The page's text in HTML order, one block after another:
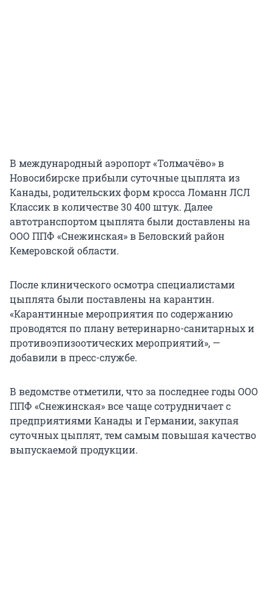
В международный аэропорт «Толмачёво» в
Новосибирске прибыли суточные цыплята из
Канады, родительских форм кросса Ломанн ЛСЛ
Классик в количестве 30 400 штук. Далее
автотранспортом цыплята были доставлены на
ООО ППФ «Снежинская» в Беловский район
Кемеровской области.
После клинического осмотра специалистами
цыплята были поставлены на карантин.
«Карантинные мероприятия по содержанию
проводятся по плану ветеринарно-санитарных и
противоэпизоотических мероприятий», —
добавили в пресс-службе.
В ведомстве отметили, что за последнее годы ООО
ППФ «Снежинская» все чаще сотрудничает с
предприятиями Канады и Германии, закупая
суточных цыплят, тем самым повышая качество
выпускаемой продукции.